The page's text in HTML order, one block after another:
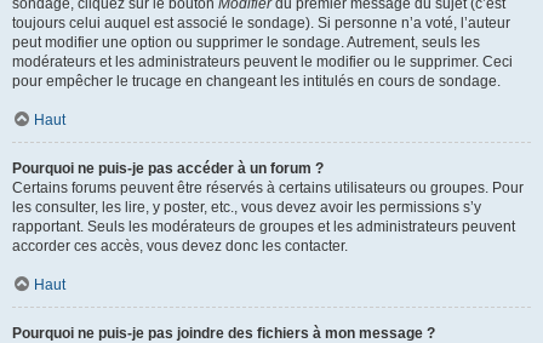
sondage, cliquez sur le bouton Modifierdu premier message du sujet (c’est
toujours celui auquel est associé le sondage). Si personne n’a voté, l’auteur
peut modifier une option ou supprimer le sondage. Autrement, seuls les
modérateurs et les administrateurs peuvent le modifier ou le supprimer. Ceci
pour empêcher le trucage en changeant les intitulés en cours de sondage.
Haut
Pourquoi ne puis-je pas accéder à un forum ?
Certains forums peuvent être réservés à certains utilisateurs ou groupes. Pour
les consulter, les lire, y poster, etc., vous devez avoir les permissions s’y
rapportant. Seuls les modérateurs de groupes et les administrateurs peuvent
accorder ces accès, vous devez donc les contacter.
Haut
Pourquoi ne puis-je pas joindre des fichiers à mon message ?